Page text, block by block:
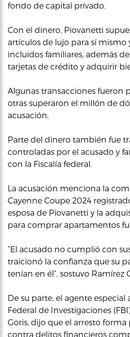
fondo de capital privado.
Con el dinero, Piovanetti
artículos de lujo para sí mismo
incluidos familiares, además
tarjetas de crédito y adquirir
Algunas transacciones fueron
otras superaron el millón de
acusación.
Parte del dinero también fue
controladas por el acusado y
con la Fiscalía federal.
La acusación menciona la
Cayenne Coupe 2024
esposa de Piovanetti y la
para comprar apartamentos
“El acusado no cumplió con
traicionó la confianza que su
tenían en él”, sostuvo Ramírez
De su parte, el agente
Federal de Investigaciones
Goris, dijo que el arresto forma
contra delitos financieros